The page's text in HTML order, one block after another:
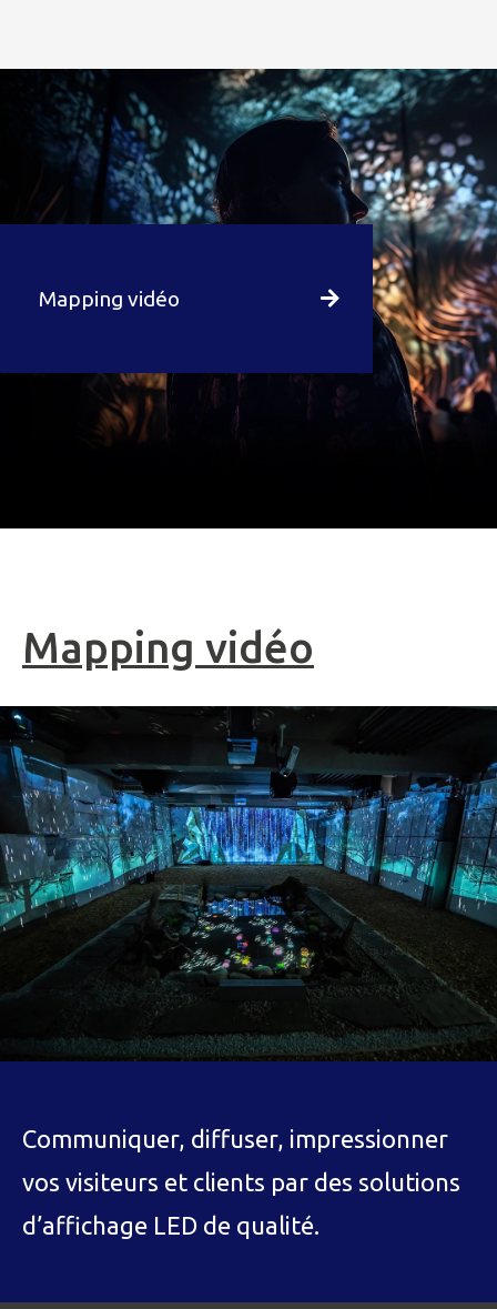
Mapping vidéo
Mapping vidéo
Communiquer, diffuser, impressionner
vos visiteurs et clients par des solutions
d’affichage LED de qualité.